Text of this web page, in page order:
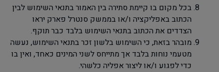
בכל מקום בו קיימת סתירה בין האמור בתנאי השימוש לבין
הכתוב באפליקציה ו/או בממשק סנטרל פארק יראו
הצדדים את הכתוב בתנאי השימוש בלבד כבר תוקף.
מובהר בזאת, כי השימוש בלשון זכר בתנאי השימוש, נעשה
מטעמי נוחות בלבד אך מתייחס לשני המינים כאחד, ואין בו
כדי לפגוע ו/או ליצור אפליה כלשהי.